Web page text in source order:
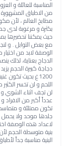
المناسبة للعائلة و
من الاطباق
مطابخ العالم ، لأن
بكثرة و مرغوبة لدى
حيث يمكننا تحضيرها
مع بعض التوابل . و
الوصفة لابد من
الدجاج بعناية، لذلك
دجاجة كبيرة الحجم
1200غ بحيث تكون
اللحم و لن تخسر
لن تجف اثناء
عدداً أكبر من الافراد
تكون ممتلئة و
جلدها موحد ولا
لاعداد هذه الوصفة
بنية متوسطة الحجم
البنية مناسبة جداً